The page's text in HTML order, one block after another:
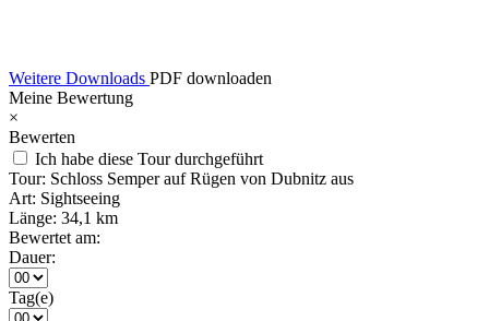
Weitere Downloads PDF downloaden
Meine Bewertung
×
Bewerten
Ich habe diese Tour durchgeführt
Tour: Schloss Semper auf Rügen von Dubnitz aus
Art: Sightseeing
Länge: 34,1 km
Bewertet am:
Dauer:
Tag(e)